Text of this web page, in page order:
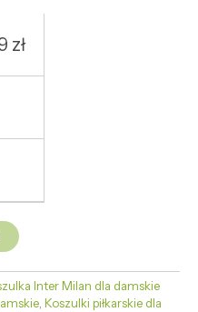
zł
Inter Milan dla damskie
, Koszulki piłkarskie dla